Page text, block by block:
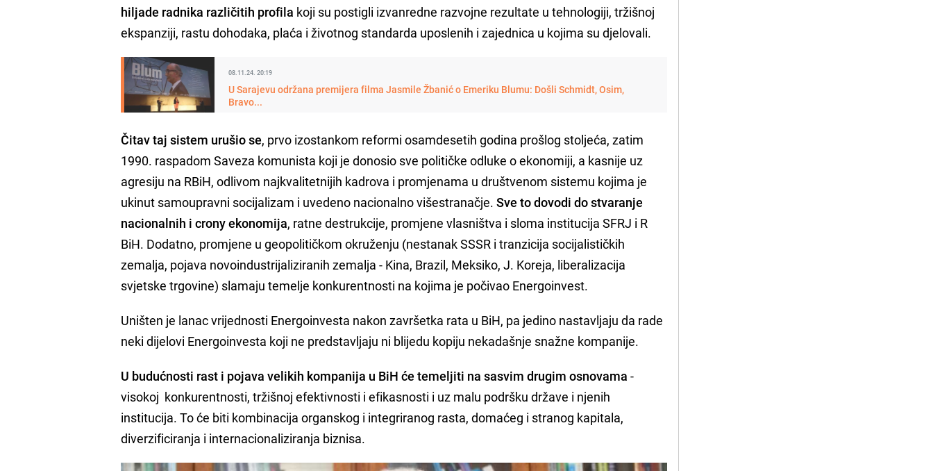
hiljade radnika različitih profila koji su postigli izvanredne razvojne rezultate u tehnologiji, tržišnoj
ekspanziji, rastu dohodaka, plaća i životnog standarda uposlenih i zajednica u kojima su djelovali.
08.11.24. 20:19
U Sarajevu održana premijera filma Jasmile Žbanić o Emeriku Blumu: Došli Schmidt, Osim,
Bravo...
Čitav taj sistem urušio se, prvo izostankom reformi osamdesetih godina prošlog stoljeća, zatim
1990. raspadom Saveza komunista koji je donosio sve političke odluke o ekonomiji, a kasnije uz
agresiju na RBiH, odlivom najkvalitetnijih kadrova i promjenama u društvenom sistemu kojima je
ukinut samoupravni socijalizam i uvedeno nacionalno višestranačje.Sve to dovodi do stvaranje
nacionalnih i crony ekonomija, ratne destrukcije, promjene vlasništva i sloma institucija SFRJ i R
BiH. Dodatno, promjene u geopolitičkom okruženju (nestanak SSSR i tranzicija socijalističkih
zemalja, pojava novoindustrijaliziranih zemalja - Kina, Brazil, Meksiko, J. Koreja, liberalizacija
svjetske trgovine) slamaju temelje konkurentnosti na kojima je počivao Energoinvest.
Uništen je lanac vrijednosti Energoinvesta nakon završetka rata u BiH, pa jedino nastavljaju da rade
neki dijelovi Energoinvesta koji ne predstavljaju ni blijedu kopiju nekadašnje snažne kompanije.
U budućnosti rast i pojava velikih kompanija u BiH će temeljiti na sasvim drugim osnovama -
visokoj konkurentnosti, tržišnoj efektivnosti i efikasnosti i uz malu podršku države i njenih
institucija. To će biti kombinacija organskog i integriranog rasta, domaćeg i stranog kapitala,
diverzificiranja i internacionaliziranja biznisa.